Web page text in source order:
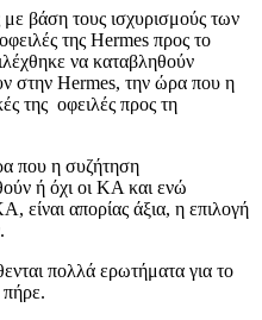
βάση τους ισχυρισμούς των
της Hermes προς το
να καταβληθούν
στην Hermes, την ώρα που η
της οφειλές προς τη
που η συζήτηση
ή όχι οι ΚΑ και ενώ
είναι απορίας άξια, η επιλογή
πολλά ερωτήματα για το
πήρε.